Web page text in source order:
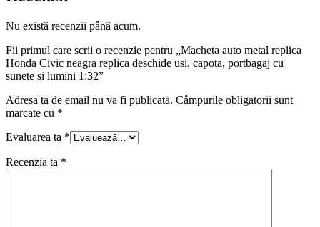
Nu există recenzii până acum.
Fii primul care scrii o recenzie pentru „Macheta auto metal replica
Honda Civic neagra replica deschide usi, capota, portbagaj cu
sunete si lumini 1:32”
Adresa ta de email nu va fi publicată. Câmpurile obligatorii sunt
marcate cu *
Evaluarea ta *
Recenzia ta *